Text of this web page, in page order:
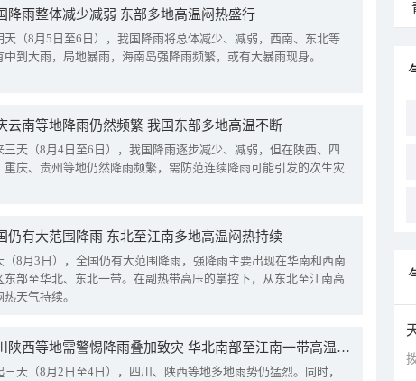
降雨整体减少减弱 东部多地高温闷热盛行
天（8月5日至6日），我国降雨将总体减少、减弱，西南、东北等
中到大雨，局地暴雨，海南岛强降雨频繁，或有大暴雨现身。
云南等地降雨仍然频繁 我国东部多地高温不断
三天（8月4日至6日），我国降雨逐步减少、减弱，但在陕西、四
重庆、贵州等地仍然降雨频繁，需防范连续降雨可能引发的次生灾
仍有大范围降雨 东北至江南多地高温闷热持续
（8月3日），全国仍有大范围降雨，强降雨主要出现在华南和西南
东部至华北、东北一带。在副热带高压的掌控下，从东北至江南高
热天气持续。
四川陕西等地需警惕降雨叠加致灾 华北南部至江南一带高温频现
三天（8月2日至4日），四川、陕西等地多地雨势仍猛烈。同时，